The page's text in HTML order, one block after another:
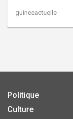
guineeactuelle
Politique
Culture